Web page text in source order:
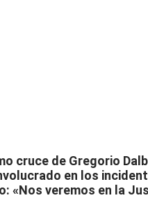
cruce de Gregorio
en los
«Nos veremos en la